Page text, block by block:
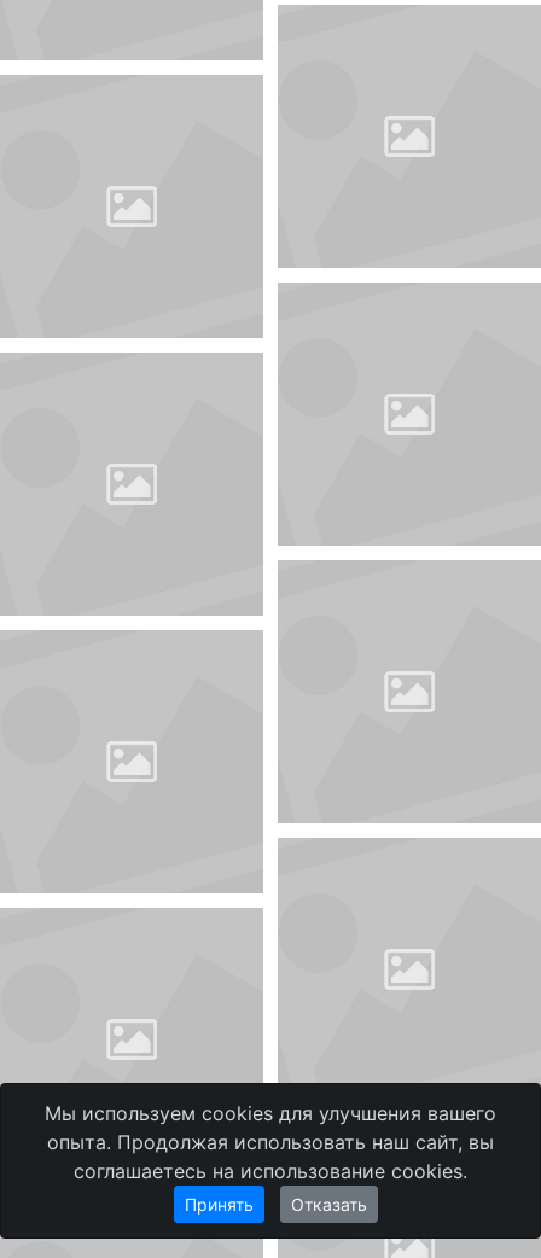
Мы используем cookies для улучшения вашего
опыта. Продолжая использовать наш сайт, вы
соглашаетесь на использование cookies.
Принять Отказать